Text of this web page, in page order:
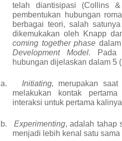
telah diantisipasi (Collins
pembentukan hubungan
berbagai teori, salah
dikemukakan oleh Knapp
coming together phase
Development Model.
Pada
hubungan dijelaskan dalam 5
a. Initiating, merupakan saat
melakukan kontak
interaksi untuk pertama
b. Experimenting, adalah tahap
menjadi lebih kenal satu sama